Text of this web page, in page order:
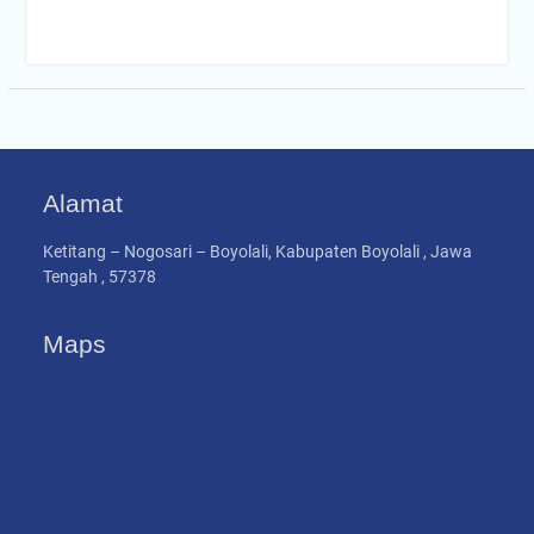
Alamat
Ketitang – Nogosari – Boyolali, Kabupaten Boyolali , Jawa
Tengah , 57378
Maps